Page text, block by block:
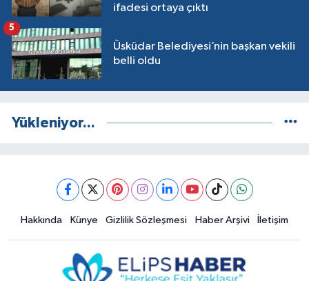
ifadesi ortaya çıktı
Üsküdar Belediyesi’nin başkan vekili
belli oldu
5
Yükleniyor...
Hakkında Künye Gizlilik Sözleşmesi Haber Arşivi İletişim